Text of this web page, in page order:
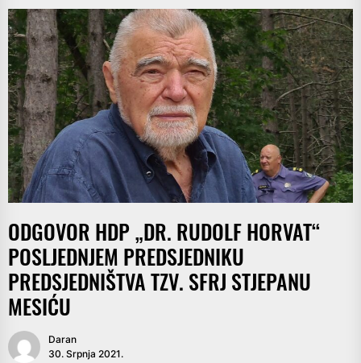
ODGOVOR HDP „DR. RUDOLF HORVAT“
POSLJEDNJEM PREDSJEDNIKU
PREDSJEDNIŠTVA TZV. SFRJ STJEPANU
MESIĆU
Daran
30. Srpnja 2021.